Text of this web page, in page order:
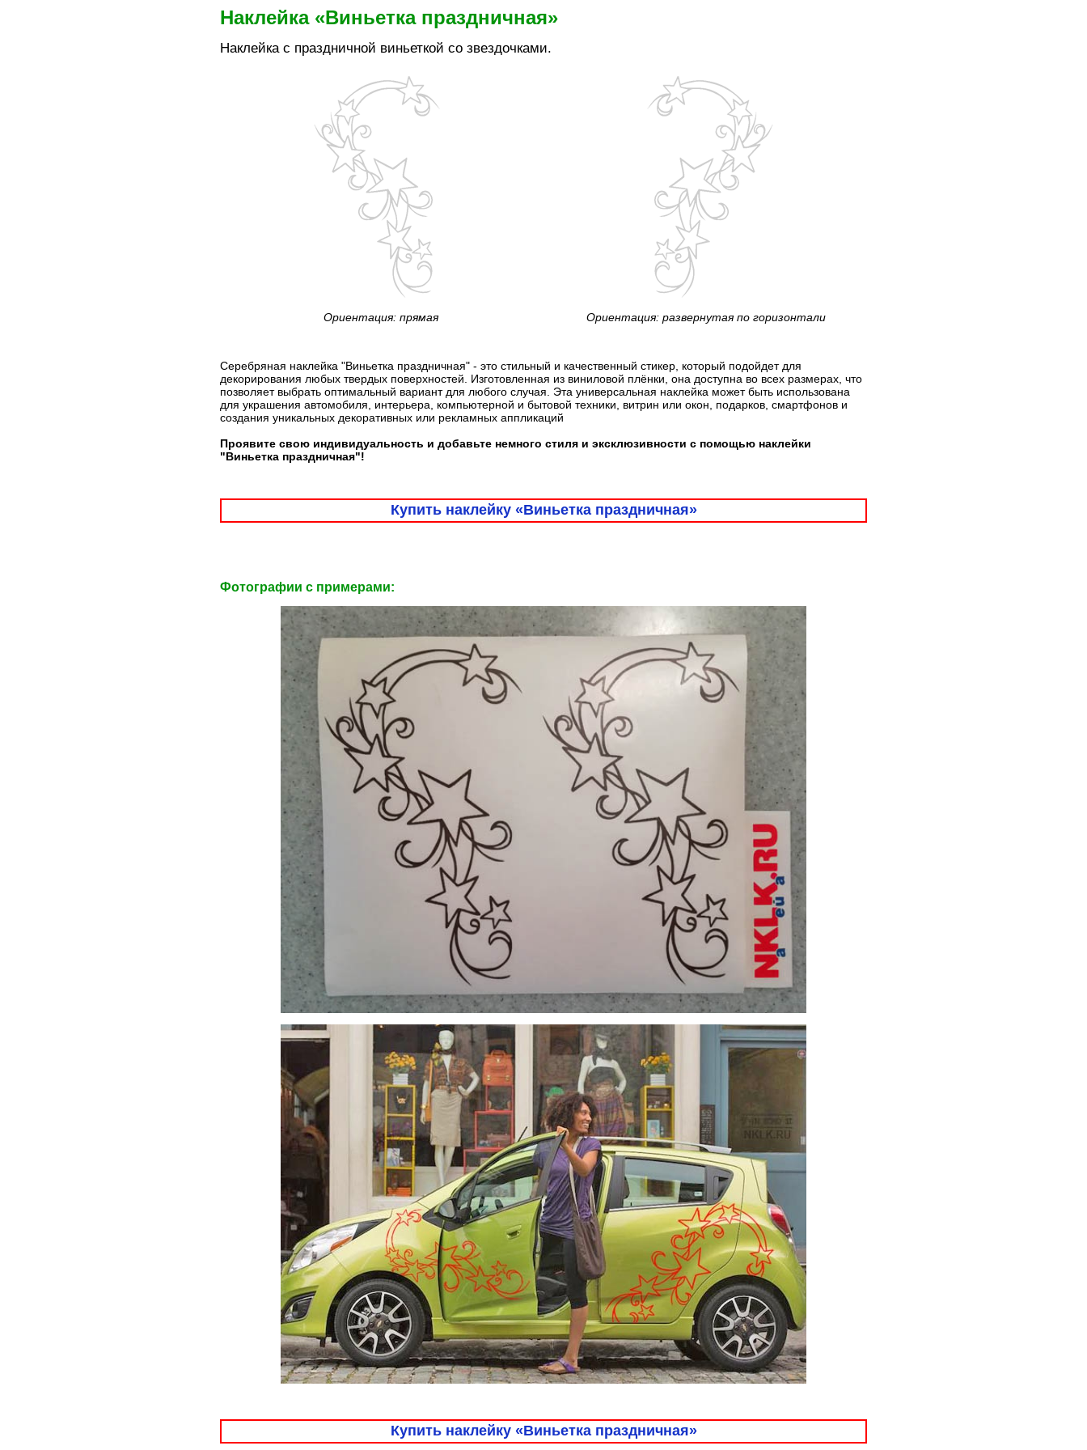
Наклейка «Виньетка праздничная»
Наклейка с праздничной виньеткой со звездочками.
Ориентация: прямая Ориентация: развернутая по горизонтали
Серебряная наклейка "Виньетка праздничная" - это стильный и качественный стикер, который подойдет для
декорирования любых твердых поверхностей. Изготовленная из виниловой плёнки, она доступна во всех размерах, что
позволяет выбрать оптимальный вариант для любого случая. Эта универсальная наклейка может быть использована
для украшения автомобиля, интерьера, компьютерной и бытовой техники, витрин или окон, подарков, смартфонов и
создания уникальных декоративных или рекламных аппликаций
Проявите свою индивидуальность и добавьте немного стиля и эксклюзивности с помощью наклейки
"Виньетка праздничная"!
Купить наклейку «Виньетка праздничная»
Фотографии c примерами:
Купить наклейку «Виньетка праздничная»